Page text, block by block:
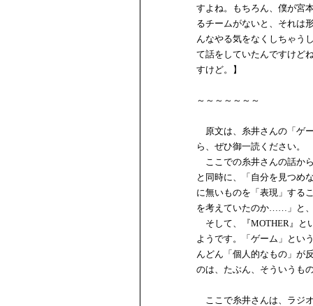
すよね。もちろん、僕が宮
るチームがないと、それは
んなやる気をなくしちゃう
て話をしていたんですけど
すけど。】
～～～～～～～
原文は、糸井さんの「ゲ
ら、ぜひ御一読ください。
ここでの糸井さんの話か
と同時に、「自分を見つめ
に無いものを「表現」する
を考えていたのか……」と
そして、『MOTHER』と
ようです。「ゲーム」とい
んどん「個人的なもの」が
のは、たぶん、そういうも
ここで糸井さんは、ラジ